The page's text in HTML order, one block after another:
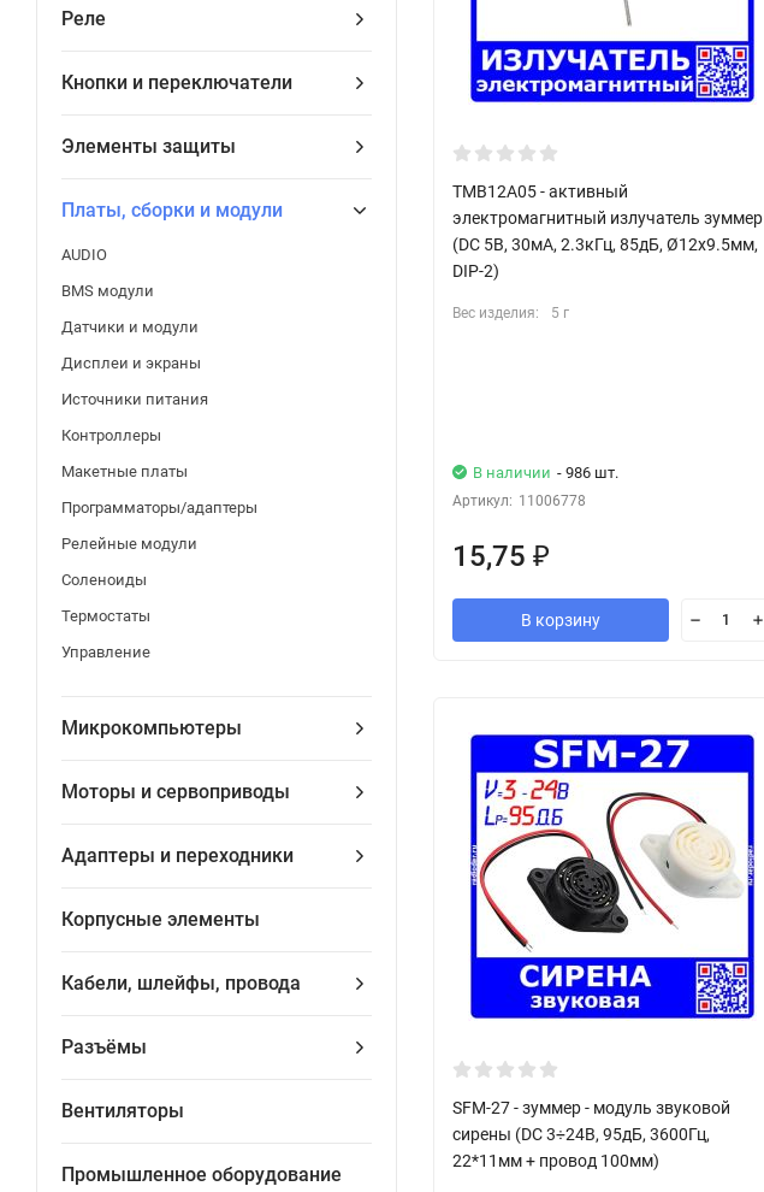
Реле
Кнопки и переключатели
Элементы защиты
Платы, сборки и модули
AUDIO
BMS модули
Датчики и модули
Дисплеи и экраны
Источники питания
Контроллеры
Макетные платы
Программаторы/адаптеры
Релейные модули
Соленоиды
Термостаты
Управление
Микрокомпьютеры
Моторы и сервоприводы
Адаптеры и переходники
Корпусные элементы
Кабели, шлейфы, провода
Разъёмы
Вентиляторы
Промышленное оборудование
TMB12A05 - активный
электромагнитный излучатель зуммер
(DC 5В, 30мА, 2.3кГц, 85дБ, Ø12х9.5мм,
DIP-2)
Вес изделия: 5 г
В наличии - 986 шт.
Артикул: 11006778
15,75 ₽
В корзину
SFM-27 - зуммер - модуль звуковой
сирены (DC 3÷24В, 95дБ, 3600Гц,
22*11мм + провод 100мм)